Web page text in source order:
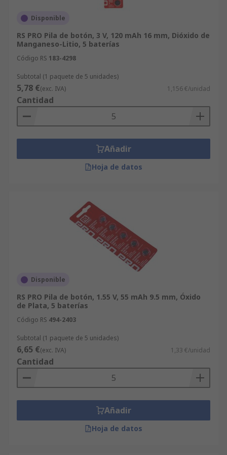
Explora la gama de pilas de botón en RS y
compra la que mejor se adapte a tu
dispositivo. ¡Te esperamos con grandes
productos a un precio inigualable!
Disponible
RS PRO Pila de botón, 3 V, 120 mAh 16 mm, Dióxido de
Manganeso-Litio, 5 baterías
Código RS 183-4298
Subtotal (1 paquete de 5 unidades)
5,78 €(exc. IVA) 1,156 €/unidad
Cantidad
Añadir
Hoja de datos
Disponible
RS PRO Pila de botón, 1.55 V, 55 mAh 9.5 mm, Óxido
de Plata, 5 baterías
Código RS 494-2403
Subtotal (1 paquete de 5 unidades)
6,65 €(exc. IVA) 1,33 €/unidad
Cantidad
Añadir
Hoja de datos